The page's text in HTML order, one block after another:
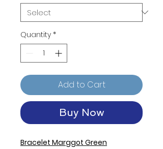
Quantity *
Add to Cart
Buy Now
Bracelet Marggot Green